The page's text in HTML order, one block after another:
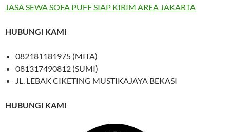
JASA SEWA SOFA PUFF SIAP KIRIM AREA JAKARTA
HUBUNGI KAMI
082181181975 (MITA)
081317490812 (SUMI)
JL. LEBAK CIKETING MUSTIKAJAYA BEKASI
HUBUNGI KAMI